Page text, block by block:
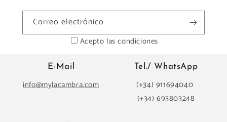
Correo electrónico
Acepto las condiciones
E-Mail
info@mylacambra.com
Tel./ WhatsApp
(+34) 911694040
(+34) 693803248